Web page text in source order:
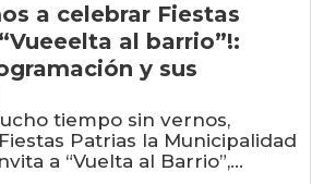
a celebrar Fiestas
al barrio”!:
y sus
tiempo sin vernos,
Patrias la Municipalidad
a “Vuelta al Barrio”,...